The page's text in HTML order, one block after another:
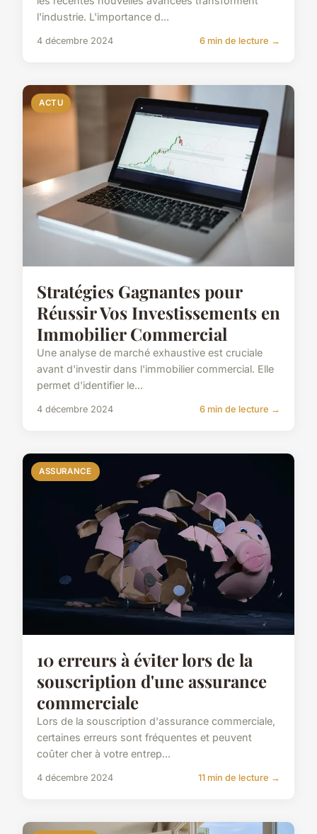
l'industrie. L'importance d...
4 décembre 2024 6 min de lecture →
ACTU
Stratégies Gagnantes pour
Réussir Vos Investissements en
Immobilier Commercial
Une analyse de marché exhaustive est cruciale
avant d'investir dans l'immobilier commercial. Elle
permet d'identifier le...
4 décembre 2024 6 min de lecture →
ASSURANCE
10 erreurs à éviter lors de la
souscription d'une assurance
commerciale
Lors de la souscription d'assurance commerciale,
certaines erreurs sont fréquentes et peuvent
coûter cher à votre entrep...
4 décembre 2024 11 min de lecture →